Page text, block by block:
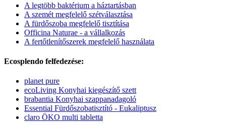
A legtöbb baktérium a háztartásban
A szemét megfelelő szétválasztása
A fürdőszoba megfelelő tisztítása
Officina Naturae - a vállalkozás
A fertőtlenítőszerek megfelelő használata
Ecosplendo felfedezése:
planet pure
ecoLiving Konyhai kiegészítő szett
brabantia Konyhai szappanadagoló
Essential Fürdőszobatisztító - Eukaliptusz
claro ÖKO multi tabletta